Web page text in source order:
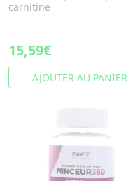
carnitine
15,59€
AJOUTER AU PANIER